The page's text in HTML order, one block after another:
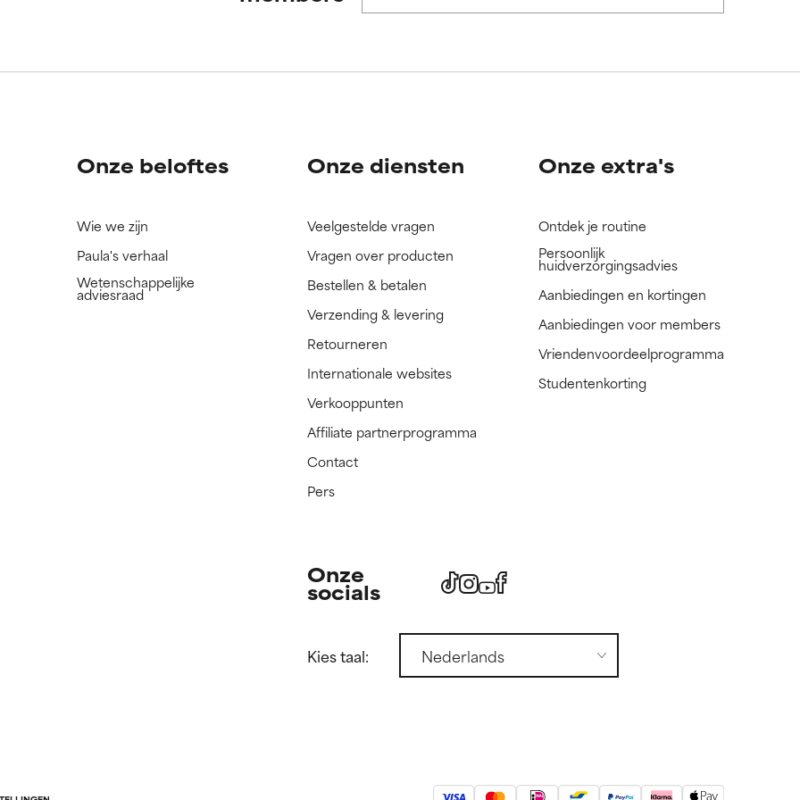
Onze beloftes
Wie we zijn
Paula's verhaal
Wetenschappelijke
adviesraad
Onze diensten
Veelgestelde vragen
Vragen over producten
Bestellen & betalen
Verzending & levering
Retourneren
Internationale websites
Verkooppunten
Affiliate partnerprogramma
Contact
Pers
Onze extra's
Ontdek je routine
Persoonlijk
huidverzorgingsadvies
Aanbiedingen en kortingen
Aanbiedingen voor members
Vriendenvoordeelprogramma
Studentenkorting
Onze
socials
Kies taal: